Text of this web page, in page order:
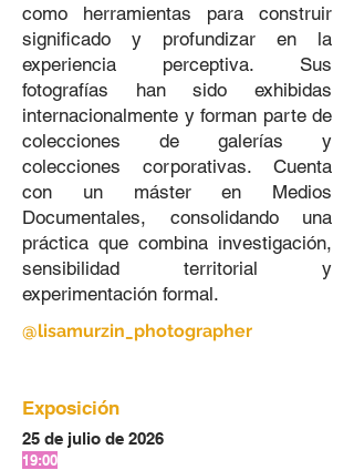
como herramientas para construir
significado y profundizar en la
experiencia perceptiva. Sus
fotografías han sido exhibidas
internacionalmente y forman parte de
colecciones de galerías y
colecciones corporativas. Cuenta
con un máster en Medios
Documentales, consolidando una
práctica que combina investigación,
sensibilidad territorial y
experimentación formal.
@lisamurzin_photographer
Exposición
25 de julio de 2026
19:00